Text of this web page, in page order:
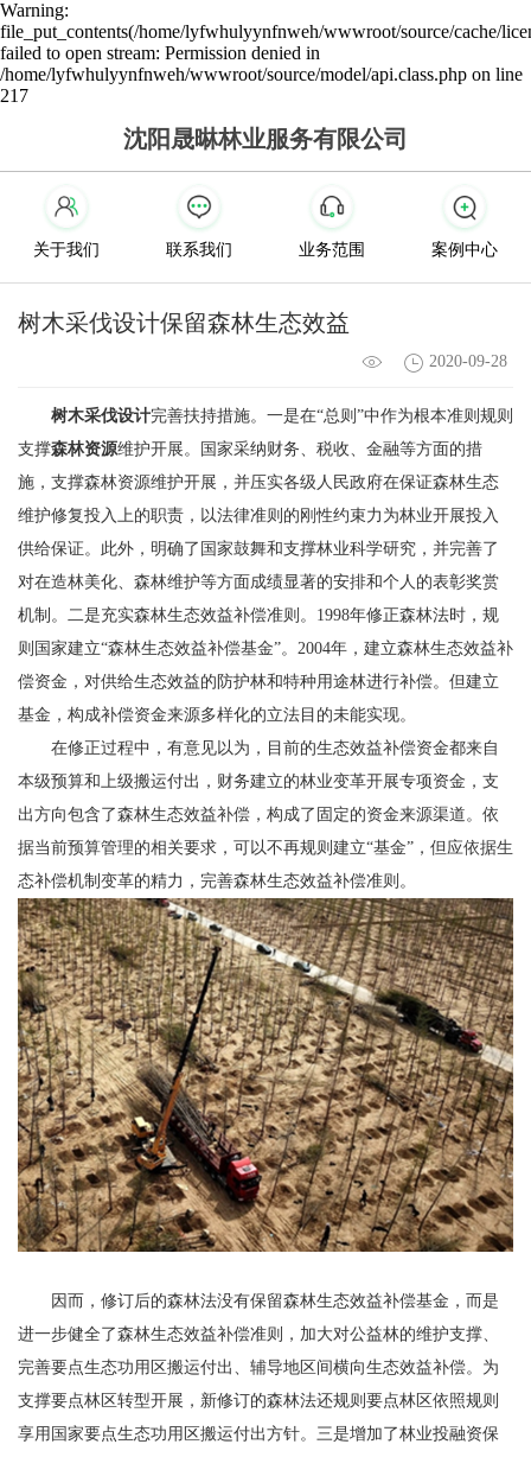
Warning:
file_put_contents(/home/lyfwhulyynfnweh/wwwroot/source/cache/
failed to open stream: Permission denied in
/home/lyfwhulyynfnweh/wwwroot/source/model/api.class.php on line
217
沈阳晟晽林业服务有限公司
关于我们 联系我们 业务范围 案例中心
树木采伐设计保留森林生态效益
2020-09-28
树木采伐设计完善扶持措施。一是在“总则”中作为根本准则规则
支撑森林资源维护开展。国家采纳财务、税收、金融等方面的措
施，支撑森林资源维护开展，并压实各级人民政府在保证森林生态
维护修复投入上的职责，以法律准则的刚性约束力为林业开展投入
供给保证。此外，明确了国家鼓舞和支撑林业科学研究，并完善了
对在造林美化、森林维护等方面成绩显著的安排和个人的表彰奖赏
机制。二是充实森林生态效益补偿准则。1998年修正森林法时，规
则国家建立“森林生态效益补偿基金”。2004年，建立森林生态效益补
偿资金，对供给生态效益的防护林和特种用途林进行补偿。但建立
基金，构成补偿资金来源多样化的立法目的未能实现。
在修正过程中，有意见以为，目前的生态效益补偿资金都来自
本级预算和上级搬运付出，财务建立的林业变革开展专项资金，支
出方向包含了森林生态效益补偿，构成了固定的资金来源渠道。依
据当前预算管理的相关要求，可以不再规则建立“基金”，但应依据生
态补偿机制变革的精力，完善森林生态效益补偿准则。
因而，修订后的森林法没有保留森林生态效益补偿基金，而是
进一步健全了森林生态效益补偿准则，加大对公益林的维护支撑、
完善要点生态功用区搬运付出、辅导地区间横向生态效益补偿。为
支撑要点林区转型开展，新修订的森林法还规则要点林区依照规则
享用国家要点生态功用区搬运付出方针。三是增加了林业投融资保